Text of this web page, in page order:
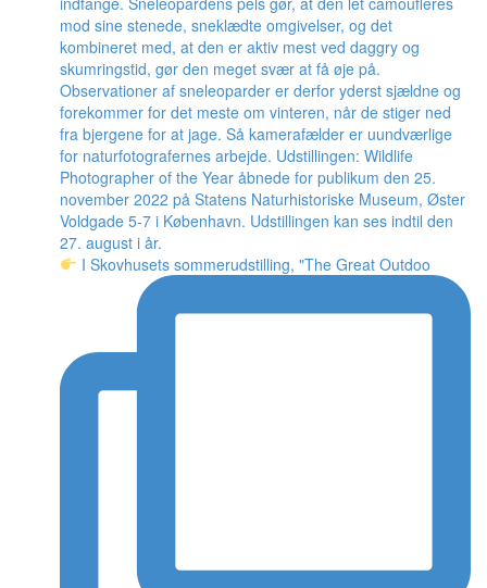
I Skovhusets sommerudstilling, "The Great Outdoo